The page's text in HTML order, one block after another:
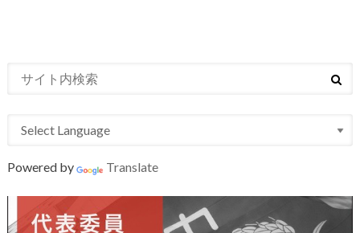
Powered by Translate